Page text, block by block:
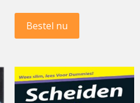
Bestel nu